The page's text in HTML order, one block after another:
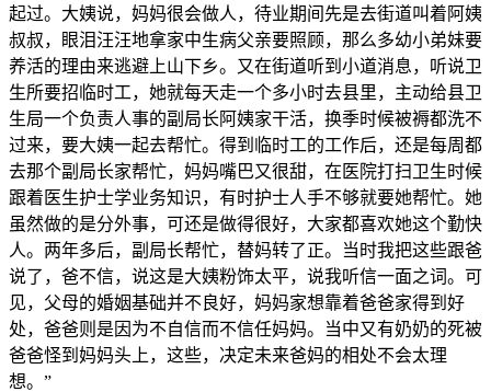
起过。大姨说，妈妈很会做人，待业期间先是去街道叫着阿姨
叔叔，眼泪汪汪地拿家中生病父亲要照顾，那么多幼小弟妹要
养活的理由来逃避上山下乡。又在街道听到小道消息，听说卫
生所要招临时工，她就每天走一个多小时去县里，主动给县卫
生局一个负责人事的副局长阿姨家干活，换季时候被褥都洗不
过来，要大姨一起去帮忙。得到临时工的工作后，还是每周都
去那个副局长家帮忙，妈妈嘴巴又很甜，在医院打扫卫生时候
跟着医生护士学业务知识，有时护士人手不够就要她帮忙。她
虽然做的是分外事，可还是做得很好，大家都喜欢她这个勤快
人。两年多后，副局长帮忙，替妈转了正。当时我把这些跟爸
说了，爸不信，说这是大姨粉饰太平，说我听信一面之词。可
见，父母的婚姻基础并不良好，妈妈家想靠着爸爸家得到好
处，爸爸则是因为不自信而不信任妈妈。当中又有奶奶的死被
爸爸怪到妈妈头上，这些，决定未来爸妈的相处不会太理
想。”